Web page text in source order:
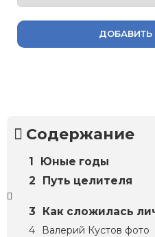
Содержание
Юные годы
Путь целителя
Как сложилась
Валерий Кустов фото